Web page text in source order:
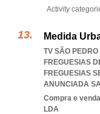
Activity
Medida
TV SÃO
FREGUESIAS
FREGUESIAS
ANUNCIADA
Compra e
LDA